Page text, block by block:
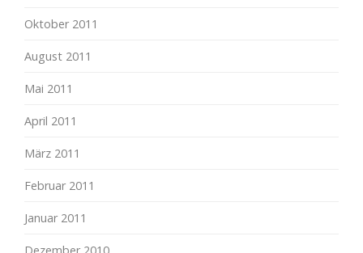
Oktober 2011
August 2011
Mai 2011
April 2011
März 2011
Februar 2011
Januar 2011